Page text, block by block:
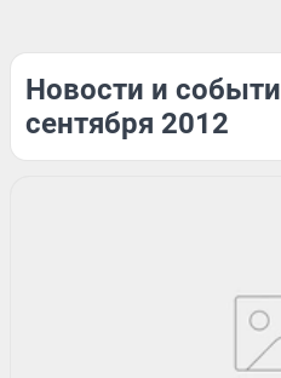
Новости и
сентября 2012